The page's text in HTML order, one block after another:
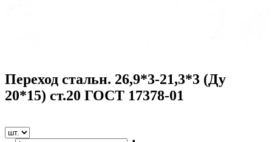
Переход стальн. 26,9*3-21,3*3 (Ду
20*15) ст.20 ГОСТ 17378-01